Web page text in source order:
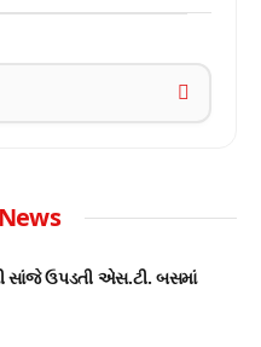
સાંજે ઉપડતી એસ.ટી. બસમાં